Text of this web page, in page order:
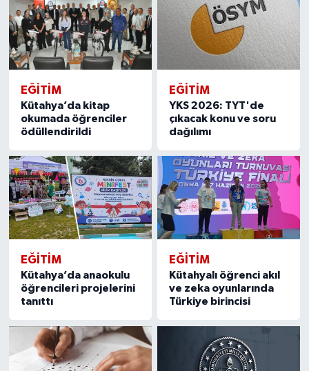
EĞITIM
Kütahya’da kitap
okumada öğrenciler
ödüllendirildi
EĞITIM
YKS 2026: TYT'de
çıkacak konu ve soru
dağılımı
EĞITIM
Kütahya’da anaokulu
öğrencileri projelerini
tanıttı
EĞITIM
Kütahyalı öğrenci akıl
ve zeka oyunlarında
Türkiye birincisi